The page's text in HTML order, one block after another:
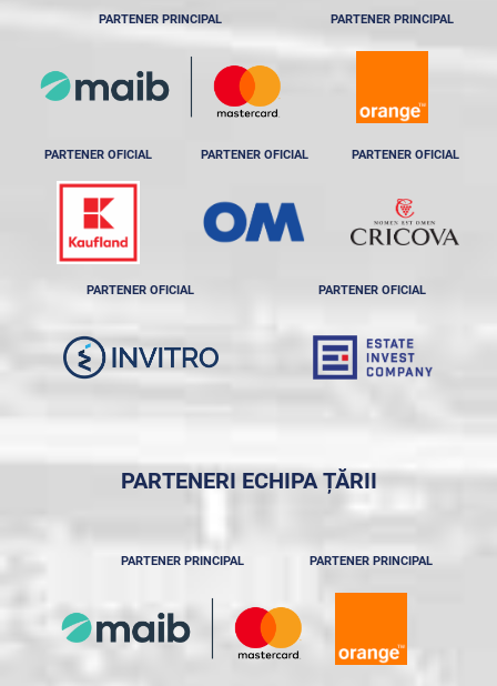
PARTENER PRINCIPAL PARTENER PRINCIPAL
PARTENER OFICIAL PARTENER OFICIAL PARTENER OFICIAL
PARTENER OFICIAL PARTENER OFICIAL
PARTENERI ECHIPA ȚĂRII
PARTENER PRINCIPAL PARTENER PRINCIPAL